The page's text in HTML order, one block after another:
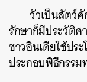
วัวเป็นสัตว์
รักษาก็มีประวัติ
ชาวอินเดียใช้ปร
ประกอบพิธีกรรม
ค้นหา